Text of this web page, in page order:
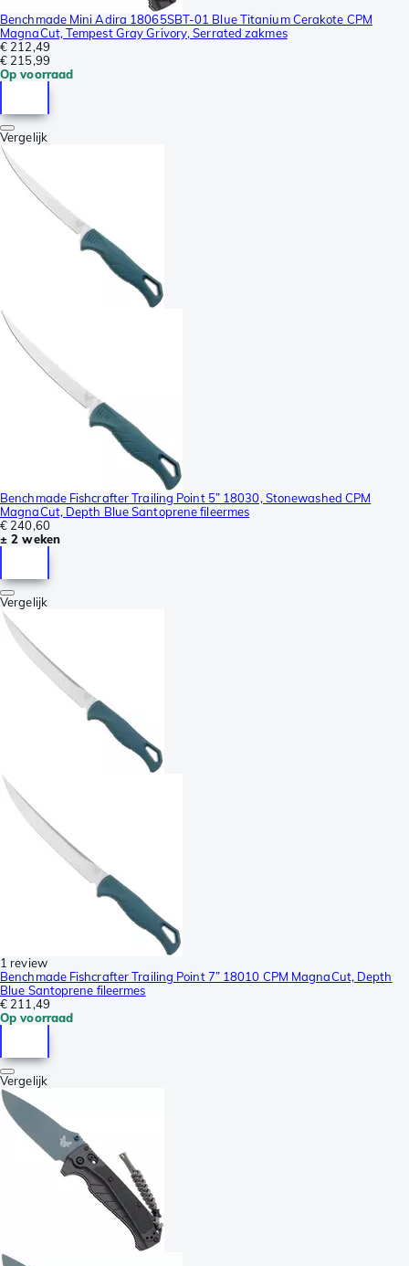
Benchmade Mini Adira 18065SBT-01 Blue Titanium Cerakote CPM
MagnaCut, Tempest Gray Grivory, Serrated zakmes
€ 212,49
€ 215,99
Op voorraad
Vergelijk
Benchmade Fishcrafter Trailing Point 5” 18030, Stonewashed CPM
MagnaCut, Depth Blue Santoprene fileermes
€ 240,60
± 2 weken
Vergelijk
1 review
Benchmade Fishcrafter Trailing Point 7” 18010 CPM MagnaCut, Depth
Blue Santoprene fileermes
€ 211,49
Op voorraad
Vergelijk